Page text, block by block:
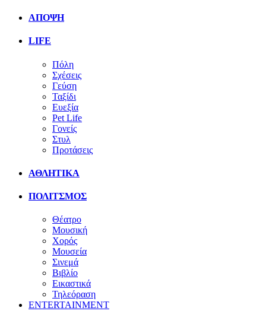
ΑΠΟΨΗ
LIFE
Πόλη
Σχέσεις
Γεύση
Ταξίδι
Ευεξία
Pet Life
Γονείς
Στυλ
Προτάσεις
ΑΘΛΗΤΙΚΑ
ΠΟΛΙΤΣΜΟΣ
Θέατρο
Μουσική
Χορός
Μουσεία
Σινεμά
Βιβλίο
Εικαστικά
Τηλεόραση
ENTERTAINMENT